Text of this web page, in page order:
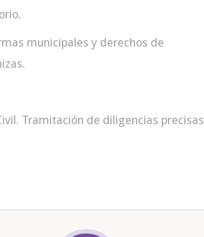
municipales y derechos de
Tramitación de diligencias precisas